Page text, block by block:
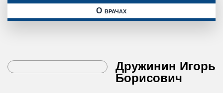
О врачах
Дружинин Игорь
Борисович